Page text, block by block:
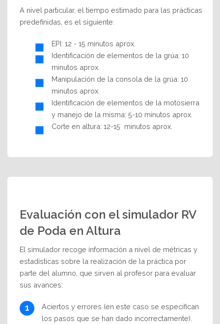
A nivel particular, el tiempo estimado para las prácticas
predefinidas, es el siguiente:
EPI: 12 - 15 minutos aprox.
Identificación de elementos de la grúa: 10
minutos aprox.
Manipulación de la consola de la grúa: 10
minutos aprox.
Identificación de elementos de la motosierra
y manejo de la misma: 5-10 minutos aprox.
Corte en altura: 12-15 minutos aprox.
Evaluación con el simulador RV
de Poda en Altura
El simulador recoge información a nivel de métricas y
estadísticas sobre la realización de la práctica por
parte del alumno, que sirven al profesor para evaluar
sus avances:
Aciertos y errores (en este caso se especifican
los pasos que se han dado incorrectamente).